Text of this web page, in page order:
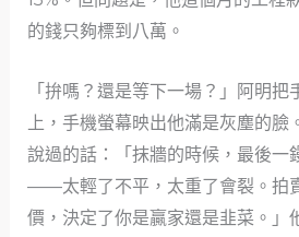
的錢只夠標到八萬。
「拚嗎？還是等下一場？」阿明
上，手機螢幕映出他滿是灰塵的
說過的話：「抹牆的時候，最後一
——太輕了不平，太重了會裂。拍
價，決定了你是贏家還是韭菜。」